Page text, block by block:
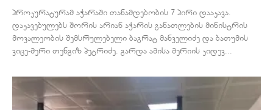
პროკურატურამ აჭარაში თანამდებობის 7 პირი დააკავა.
დაკავებულებს შორის არიან აჭარის განათლების მინისტრის
მოვალეობის შემსრულებელი ბაგრატ მანველიძე და ბათუმის
ვიცე-მერი თენგიზ პეტრიძე. გარდა ამისა მერიის კიდევ...